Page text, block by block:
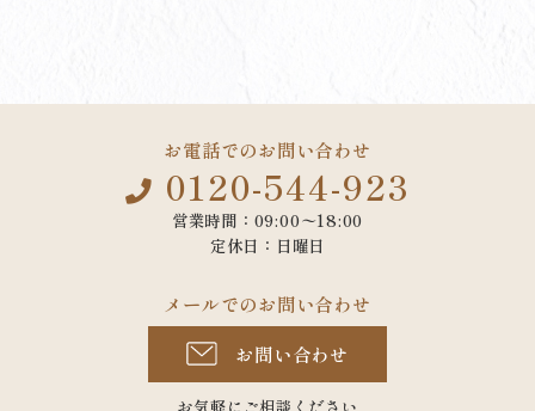
お電話でのお問い合わせ
0120-544-923
営業時間：09:00〜18:00
定休日：日曜日
メールでのお問い合わせ
お問い合わせ
お気軽にご相談ください